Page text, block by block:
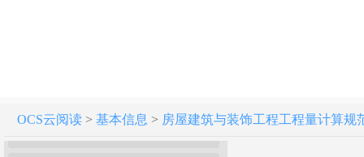
OCS云阅读> 基本信息 > 房屋建筑与装饰工程工程量计算规